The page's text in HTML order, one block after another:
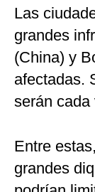
Las
grandes
(China) y
afectadas.
serán
Entre
grandes